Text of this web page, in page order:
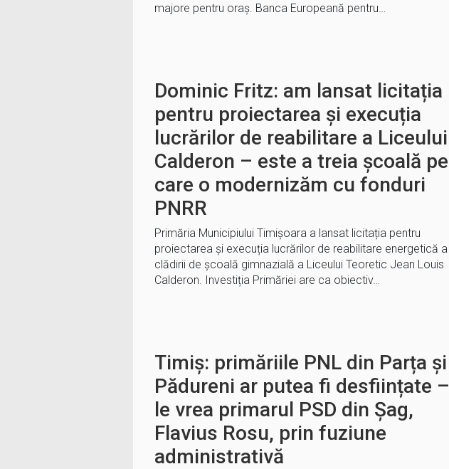
majore pentru oraș. Banca Europeană pentru…
Dominic Fritz: am lansat licitația
pentru proiectarea și execuția
lucrărilor de reabilitare a Liceului
Calderon – este a treia școală pe
care o modernizăm cu fonduri
PNRR
Primăria Municipiului Timișoara a lansat licitația pentru
proiectarea și execuția lucrărilor de reabilitare energetică a
clădirii de școală gimnazială a Liceului Teoretic Jean Louis
Calderon. Investiția Primăriei are ca obiectiv…
Timiș: primăriile PNL din Parța și
Pădureni ar putea fi desființate –
le vrea primarul PSD din Șag,
Flavius Rosu, prin fuziune
administrativă